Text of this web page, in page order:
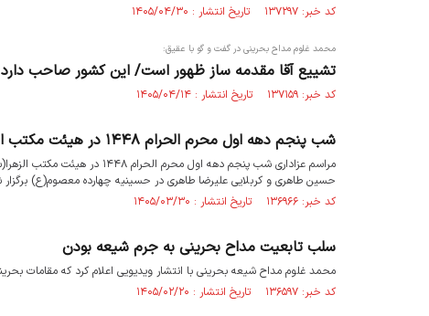
کد خبر: ۱۳۷۲۹۷ تاریخ انتشار : ۱۴۰۵/۰۴/۳۰
محمد غلوم مداح بحرینی در گفت و گو با عقیق:
تشییع آقا مقدمه ساز ظهور است/ این کشور صاحب دارد
کد خبر: ۱۳۷۱۵۹ تاریخ انتشار : ۱۴۰۵/۰۴/۱۴
شب پنجم دهه اول محرم الحرام ۱۴۴۸ در هیئت مکتب الزهرا(س)
مراسم عزاداری شب پنجم دهه
حسین طاهری و کربلایی علیرضا طاهری در حسینیه چهارده معصوم(ع)
کد خبر: ۱۳۶۹۶۶ تاریخ انتشار : ۱۴۰۵/۰۳/۳۰
سلب تابعیت مداح بحرینی به جرم شیعه بودن
محمد غلوم مداح شیعه بحرینی با انتشار ویدیویی اعلام کرد که مقامات
کد خبر: ۱۳۶۵۹۷ تاریخ انتشار : ۱۴۰۵/۰۲/۲۰